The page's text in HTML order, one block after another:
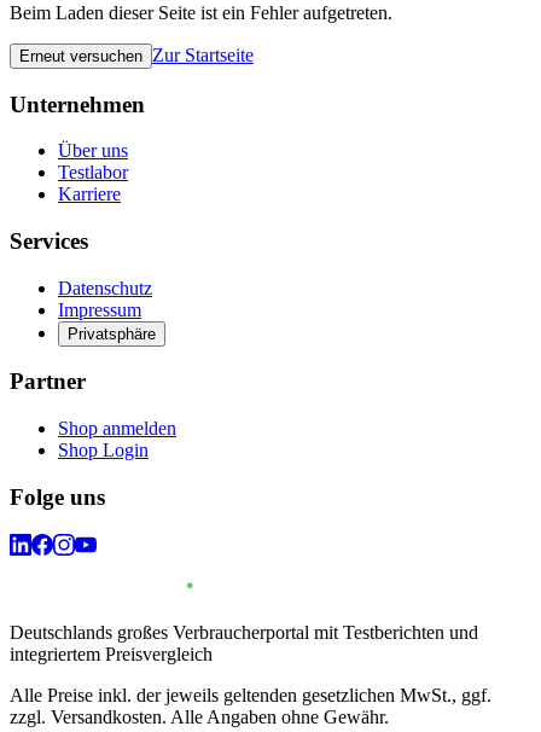
Beim Laden dieser Seite ist ein Fehler aufgetreten.
Erneut versuchen Zur Startseite
Unternehmen
Über uns
Testlabor
Karriere
Services
Datenschutz
Impressum
Privatsphäre
Partner
Shop anmelden
Shop Login
Folge uns
Deutschlands großes Verbraucherportal mit Testberichten und
integriertem Preisvergleich
Alle Preise inkl. der jeweils geltenden gesetzlichen MwSt., ggf.
zzgl. Versandkosten. Alle Angaben ohne Gewähr.